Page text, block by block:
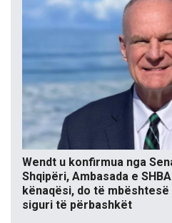
Wendt u konfirmua nga
Shqipëri, Ambasada e
kënaqësi, do të
siguri të përbashkët